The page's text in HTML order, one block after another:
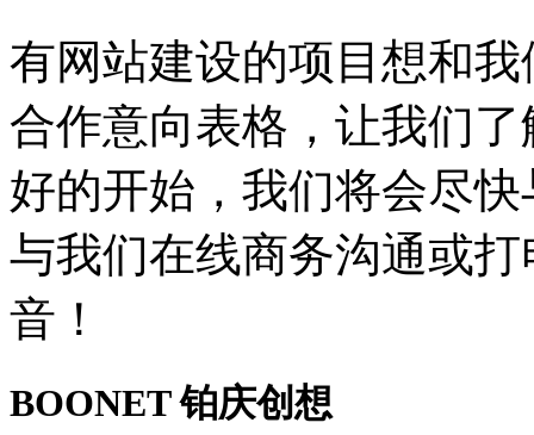
有网站建设的项目想和
合作意向表格，让我们
好的开始，我们将会尽
与我们在线商务沟通或
音！
BOONET铂庆创想